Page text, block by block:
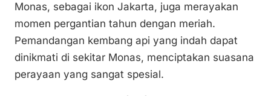
Monas, sebagai ikon Jakarta, juga merayakan
momen pergantian tahun dengan meriah.
Pemandangan kembang api yang indah dapat
dinikmati di sekitar Monas, menciptakan suasana
perayaan yang sangat spesial.